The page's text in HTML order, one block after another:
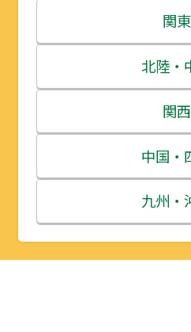
北海道
青森
岩手県
宮城
秋田
山形
関東
茨城
栃木県
群馬
埼玉
千葉
北陸・
新潟県
富山
石川
福井
関西
三重
滋賀
京都
中国・
鳥取
島根
九州・
福岡